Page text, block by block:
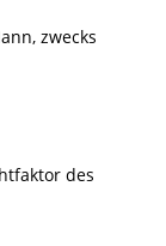
zwecks
des